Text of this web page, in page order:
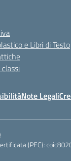
e Libri di Testo
Note Legali
(PEC):